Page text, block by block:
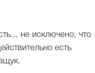
не исключено, что
есть